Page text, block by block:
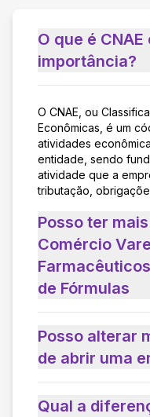
O que é
importância?
O CNAE, ou
Econômicas, é um
atividades
entidade, sendo
atividade que a
tributação,
Posso ter
Comércio
de Fórmulas
Posso alterar
de abrir uma
Qual a